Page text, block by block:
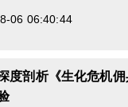
06 06:40:44
度剖析《生化危机